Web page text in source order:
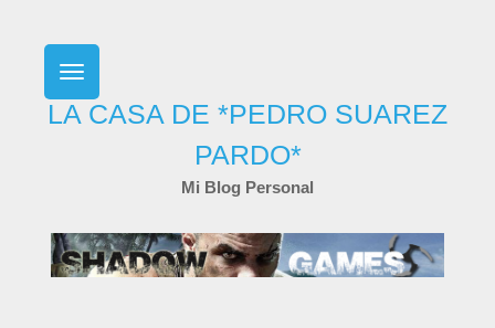
LA CASA DE *PEDRO SUAREZ
PARDO*
Mi Blog Personal